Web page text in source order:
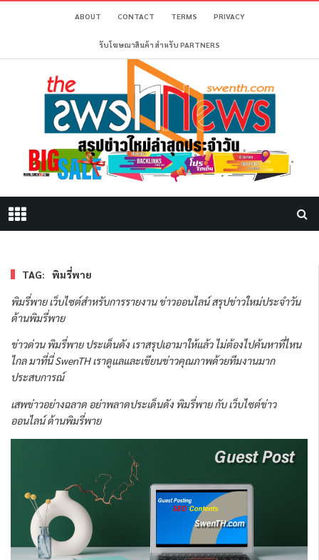
ABOUT CONTACT TERMS PRIVACY
รับโฆษณาสินค้า สำหรับ PARTNERS
TAG: พิมรี่พาย
พิมรี่พาย เว็บไซต์สำหรับการรายงาน ข่าวออนไลน์ สรุปข่าวใหม่ประจำวัน
ด้านพิมรี่พาย
ข่าวด่วน พิมรี่พาย ประเด็นดัง เราสรุปเอามาให้แล้ว ไม่ต้องไปค้นหาที่ไหน
ไกล มาที่นี่ SwenTH เราดูแลและเขียนข่าวคุณภาพด้วยทีมงานมาก
ประสบการณ์
เสพข่าวอย่างฉลาด อย่าพลาดประเด็นดัง พิมรี่พาย กับ เว็บไซต์ข่าว
ออนไลน์ ด้านพิมรี่พาย